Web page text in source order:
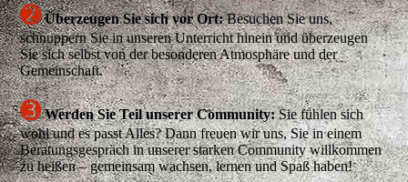
➋ Überzeugen Sie sich vor Ort:Besuchen Sie uns,
schnuppern Sie in unseren Unterricht hinein und überzeugen
Sie sich selbst von der besonderen Atmosphäre und der
Gemeinschaft.
➌ Werden Sie Teil unserer Community:Sie fühlen sich
wohl und es passt Alles? Dann freuen wir uns, Sie in einem
Beratungsgespräch in unserer starken Community willkommen
zu heißen – gemeinsam wachsen, lernen und Spaß haben!